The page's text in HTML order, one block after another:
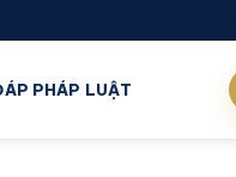
PHÁP LUẬT